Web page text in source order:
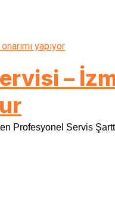
–
Profesyonel Servis